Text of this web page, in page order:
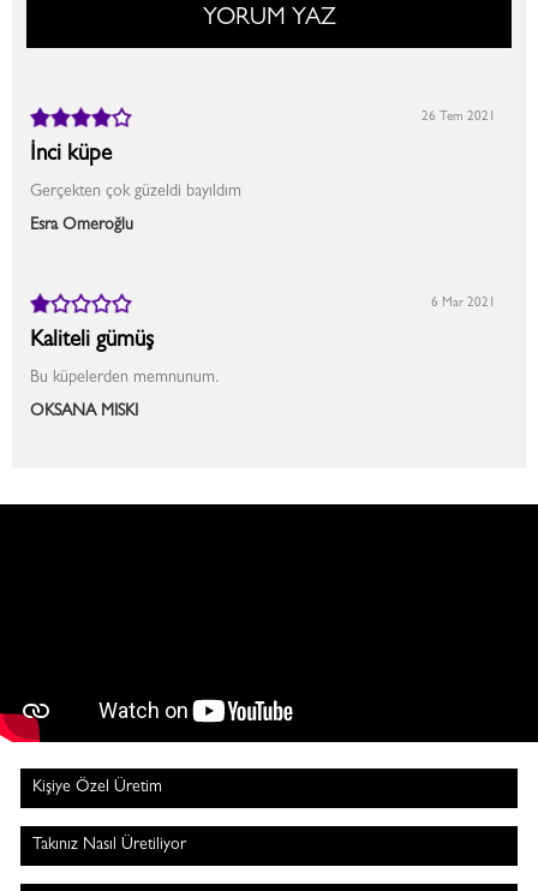
YORUM YAZ
İnci küpe
Gerçekten çok güzeldi bayıldım
Esra Ömeroğlu
26 Tem 2021
Kaliteli gümüş
Bu küpelerden memnunum.
OKSANA MISKI
6 Mar 2021
Kişiye Özel Üretim
Takınız Nasıl Üretiliyor